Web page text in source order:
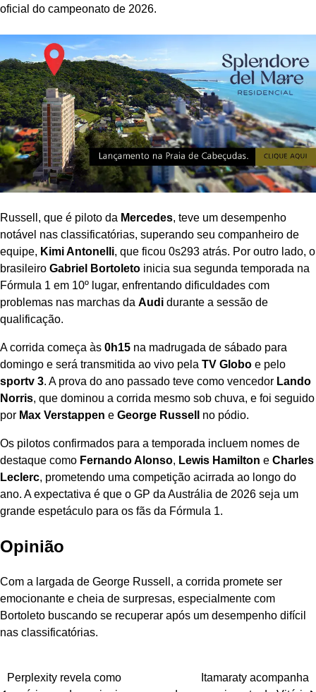
oficial do campeonato de 2026.
Russell, que é piloto da Mercedes, teve um desempenho
notável nas classificatórias, superando seu companheiro de
equipe, Kimi Antonelli, que ficou 0s293 atrás. Por outro lado, o
brasileiro Gabriel Bortoleto inicia sua segunda temporada na
Fórmula 1 em 10º lugar, enfrentando dificuldades com
problemas nas marchas da Audi durante a sessão de
qualificação.
A corrida começa às 0h15 na madrugada de sábado para
domingo e será transmitida ao vivo pela TV Globo e pelo
sportv 3. A prova do ano passado teve como vencedor Lando
Norris, que dominou a corrida mesmo sob chuva, e foi seguido
por Max Verstappen e George Russell no pódio.
Os pilotos confirmados para a temporada incluem nomes de
destaque como Fernando Alonso, Lewis Hamilton e Charles
Leclerc, prometendo uma competição acirrada ao longo do
ano. A expectativa é que o GP da Austrália de 2026 seja um
grande espetáculo para os fãs da Fórmula 1.
Opinião
Com a largada de George Russell, a corrida promete ser
emocionante e cheia de surpresas, especialmente com
Bortoleto buscando se recuperar após um desempenho difícil
nas classificatórias.
Navegação
Perplexity revela como
Itamaraty acompanha